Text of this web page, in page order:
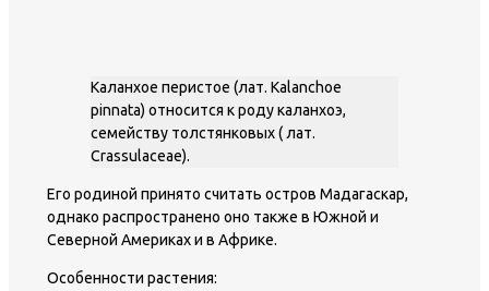
Каланхое перистое (лат. Kalanchoe
pinnata) относится к роду каланхоэ,
семейству толстянковых ( лат.
Crassulaceae).
Его родиной принято считать остров Мадагаскар,
однако распространено оно также в Южной и
Северной Америках и в Африке.
Особенности растения: